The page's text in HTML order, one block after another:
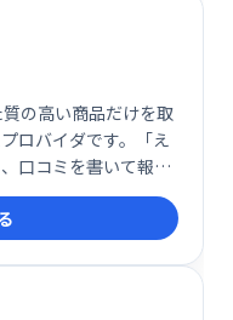
の高い商品だけを取
ロバイダです。「え
口コミを書いて報酬
ト体験を提供しま